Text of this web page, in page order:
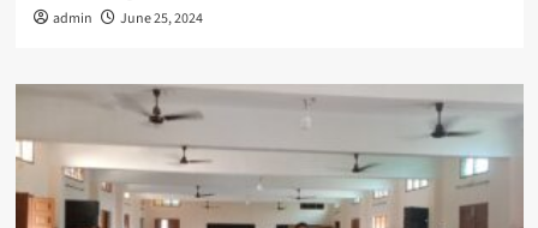
admin June 25, 2024